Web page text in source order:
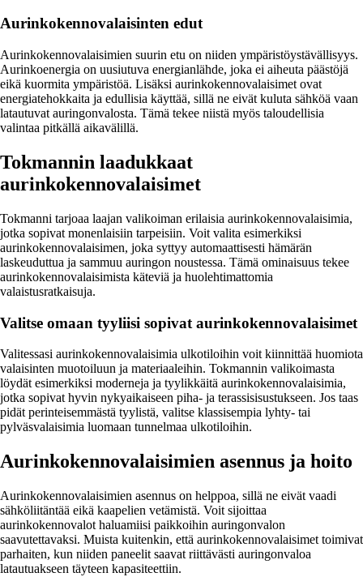
Aurinkokennovalaisinten edut
Aurinkokennovalaisimien suurin etu on niiden ympäristöystävällisyys.
Aurinkoenergia on uusiutuva energianlähde, joka ei aiheuta päästöjä
eikä kuormita ympäristöä. Lisäksi aurinkokennovalaisimet ovat
energiatehokkaita ja edullisia käyttää, sillä ne eivät kuluta sähköä vaan
latautuvat auringonvalosta. Tämä tekee niistä myös taloudellisia
valintaa pitkällä aikavälillä.
Tokmannin laadukkaat
aurinkokennovalaisimet
Tokmanni tarjoaa laajan valikoiman erilaisia aurinkokennovalaisimia,
jotka sopivat monenlaisiin tarpeisiin. Voit valita esimerkiksi
aurinkokennovalaisimen, joka syttyy automaattisesti hämärän
laskeuduttua ja sammuu auringon noustessa. Tämä ominaisuus tekee
aurinkokennovalaisimista käteviä ja huolehtimattomia
valaistusratkaisuja.
Valitse omaan tyyliisi sopivat aurinkokennovalaisimet
Valitessasi aurinkokennovalaisimia ulkotiloihin voit kiinnittää huomiota
valaisinten muotoiluun ja materiaaleihin. Tokmannin valikoimasta
löydät esimerkiksi moderneja ja tyylikkäitä aurinkokennovalaisimia,
jotka sopivat hyvin nykyaikaiseen piha- ja terassisisustukseen. Jos taas
pidät perinteisemmästä tyylistä, valitse klassisempia lyhty- tai
pylväsvalaisimia luomaan tunnelmaa ulkotiloihin.
Aurinkokennovalaisimien asennus ja hoito
Aurinkokennovalaisimien asennus on helppoa, sillä ne eivät vaadi
sähköliitäntää eikä kaapelien vetämistä. Voit sijoittaa
aurinkokennovalot haluamiisi paikkoihin auringonvalon
saavutettavaksi. Muista kuitenkin, että aurinkokennovalaisimet toimivat
parhaiten, kun niiden paneelit saavat riittävästi auringonvaloa
latautuakseen täyteen kapasiteettiin.